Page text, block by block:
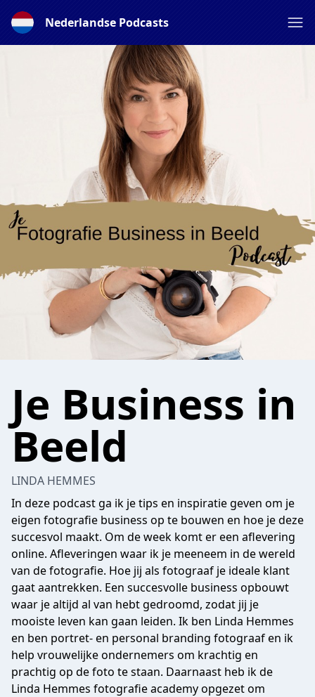
Nederlandse Podcasts
Je Business in
Beeld
LINDA HEMMES
In deze podcast ga ik je tips en inspiratie geven om je
eigen fotografie business op te bouwen en hoe je deze
succesvol maakt. Om de week komt er een aflevering
online. Afleveringen waar ik je meeneem in de wereld
van de fotografie. Hoe jij als fotograaf je ideale klant
gaat aantrekken. Een succesvolle business opbouwt
waar je altijd al van hebt gedroomd, zodat jij je
mooiste leven kan gaan leiden. Ik ben Linda Hemmes
en ben portret- en personal branding fotograaf en ik
help vrouwelijke ondernemers om krachtig en
prachtig op de foto te staan. Daarnaast heb ik de
Linda Hemmes fotografie academy opgezet om